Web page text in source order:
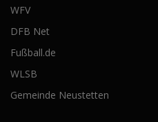
WFV
DFB Net
Fußball.de
WLSB
Gemeinde Neustetten